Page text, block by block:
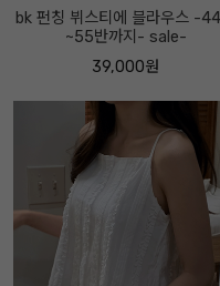
bk 펀칭 뷔스티에 블라우스 -
~55반까지- sale-
39,000원